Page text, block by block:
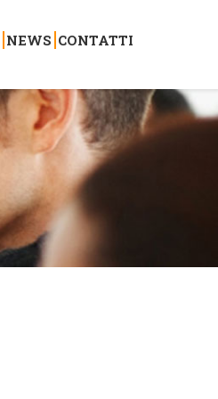
NEWS CONTATTI